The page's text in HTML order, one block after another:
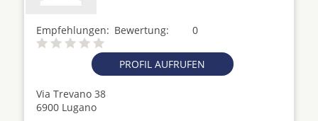
Empfehlungen: 0
Bewertung:
PROFIL AUFRUFEN
Via Trevano 38
6900 Lugano